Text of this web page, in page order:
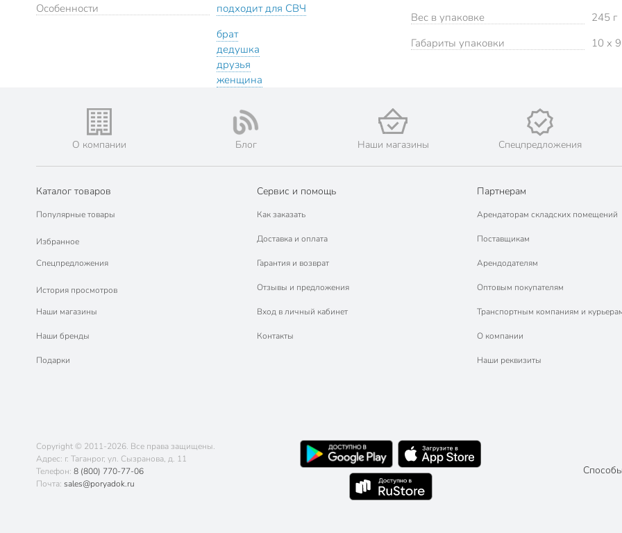
Особенности
подходит для СВЧ
брат
дедушка
друзья
женщина
Вес в упаковке
245 г
Габариты упаковки
10 x
О компании Блог Наши магазины Спецпредложения
Каталог товаров
Популярные товары
Избранное
Спецпредложения
История просмотров
Наши магазины
Наши бренды
Подарки
Сервис и помощь
Как заказать
Доставка и оплата
Гарантия и возврат
Отзывы и предложения
Вход в личный кабинет
Контакты
Партнерам
Арендаторам складских помещений
Поставщикам
Арендодателям
Оптовым покупателям
Транспортным компаниям и
О компании
Наши реквизиты
Copyright © 2011-2026. Все права защищены.
Адрес: г. Таганрог, ул. Сызранова, д. 11
Телефон: 8 (800) 770-77-06
Почта: sales@poryadok.ru